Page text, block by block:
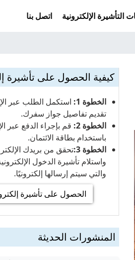
التأشيرة الإلكترونية اتصل بنا
كيفية الحصول على تأشيرة
الخطوة 1:
استكمل الطلب عبر
تقديم تفاصيل جواز سفرك.
الخطوة 2:
قم بإجراء الدفع عبر
باستخدام بطاقة الائتمان.
الخطوة 3:
تحقق من بريدك
واستلام تأشيرة الدخول
والتي سيتم إرسالها إلكترونيًا.
الحصول على تأشيرة
المنشورات الحديثة